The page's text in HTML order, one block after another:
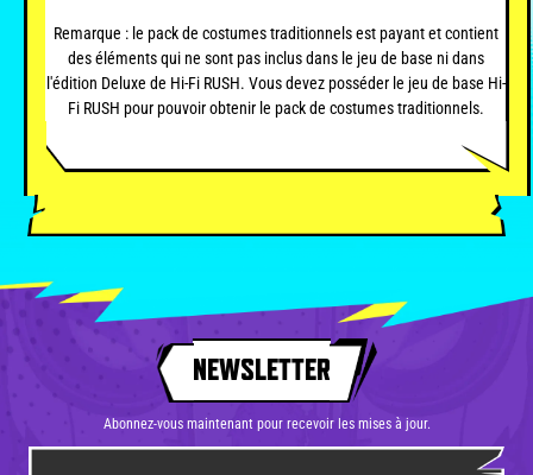
Remarque : le pack de costumes traditionnels est payant et contient
des éléments qui ne sont pas inclus dans le jeu de base ni dans
l'édition Deluxe de Hi-Fi RUSH. Vous devez posséder le jeu de base Hi-
Fi RUSH pour pouvoir obtenir le pack de costumes traditionnels.
NEWSLETTER
Abonnez-vous maintenant pour recevoir les mises à jour.